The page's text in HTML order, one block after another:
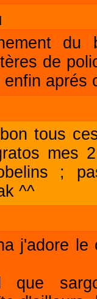
de
enfin aprés
tous
mes
;
^^
j'adore
que